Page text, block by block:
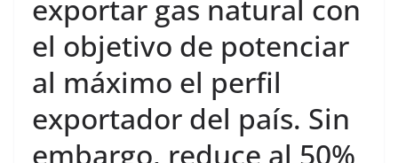
exportar gas natural con
el objetivo de potenciar
al máximo el perfil
exportador del país. Sin
embargo, reduce al 50%